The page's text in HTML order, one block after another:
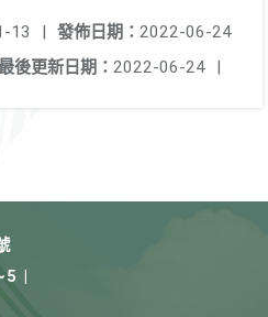
發佈日期： 2022-06-24
13
|
後更新日期： 2022-06-24 |